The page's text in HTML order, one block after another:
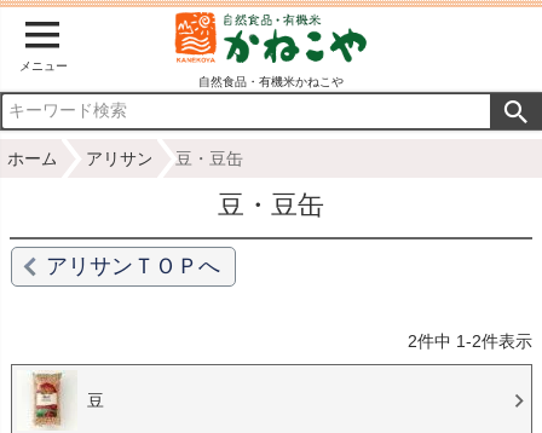
メニュー
自然食品・有機米かねこや
ホーム アリサン 豆・豆缶
豆・豆缶
アリサンＴＯＰへ
2件中 1-2件表示
豆